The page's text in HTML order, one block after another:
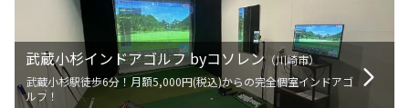
武蔵小杉インドアゴルフ byコソレン（川崎市）
武蔵小杉駅徒歩6分！月額5,000円(税込)からの完全個室インドアゴ
ルフ！